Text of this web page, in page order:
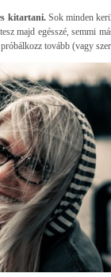
kitartani.Sok minden
majd egésszé, semmi
tovább (vagy